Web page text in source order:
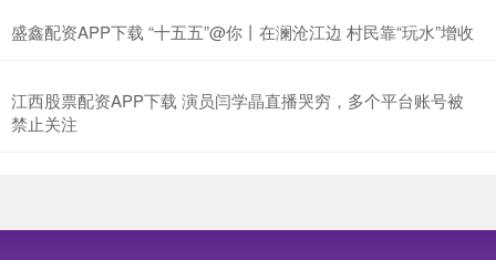
盛鑫配资APP下载 “十五五”@你丨在澜沧江边 村民靠“玩水”增收
江西股票配资APP下载 演员闫学晶直播哭穷，多个平台账号被
禁止关注